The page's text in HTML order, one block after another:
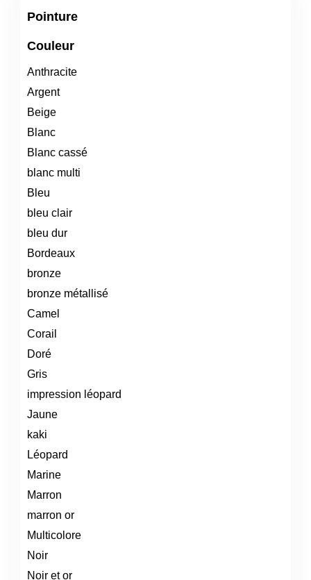
Pointure
Couleur
Anthracite
Argent
Beige
Blanc
Blanc cassé
blanc multi
Bleu
bleu clair
bleu dur
Bordeaux
bronze
bronze métallisé
Camel
Corail
Doré
Gris
impression léopard
Jaune
kaki
Léopard
Marine
Marron
marron or
Multicolore
Noir
Noir et or